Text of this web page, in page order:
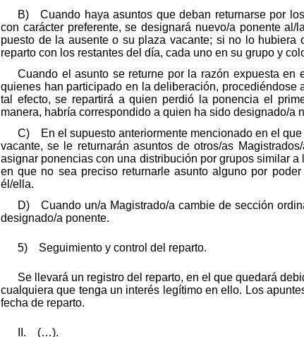
B) Cuando haya asuntos que deban returnarse por
con carácter preferente, se designará nuevo/a ponente
puesto de la ausente o su plaza vacante; si no lo hubiera
reparto con los restantes del día, cada uno en su grupo y
Cuando el asunto se returne por la razón expuesta en
quienes han participado en la deliberación,
tal efecto, se repartirá a quien perdió la ponencia el
manera, habría correspondido a quien ha sido designado/a
C) En el supuesto anteriormente mencionado en el
vacante, se le returnarán asuntos de otros/as
asignar ponencias con una distribución por grupos similar
en que no sea preciso returnarle asunto alguno por
él/ella.
D) Cuando un/a Magistrado/a cambie de sección
designado/a ponente.
5) Seguimiento y control del reparto.
Se llevará un registro del reparto, en el que quedará
cualquiera que tenga un interés legítimo en ello. Los
fecha de reparto.
II. (…).